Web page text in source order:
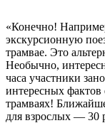
«Конечно!
экскурсионную
трамвае. Это
Необычно,
часа участники
интересных
трамваях!
для взрослых — 30